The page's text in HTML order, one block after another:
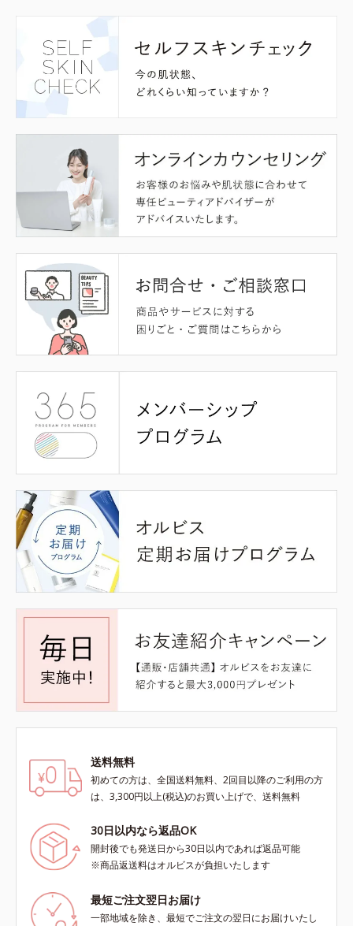
送料無料
初めての方は、全国送料無料、2回目以降のご利用の方
は、3,300円以上(税込)のお買い上げで、送料無料
30日以内なら返品OK
開封後でも発送日から30日以内であれば返品可能
※商品返送料はオルビスが負担いたします
最短ご注文翌日お届け
一部地域を除き、最短でご注文の翌日にお届けいたし